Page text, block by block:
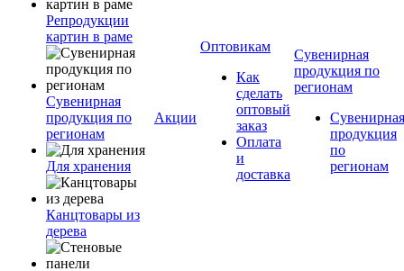
Репродукции
картин в раме
Сувенирная
продукция по
регионам
Для хранения
Канцтовары из
дерева
Акции
Оптовикам
Как
сделать
оптовый
заказ
Оплата
и
доставка
Сувенирная
продукция по
регионам
Сувенирная
продукция
по
регионам